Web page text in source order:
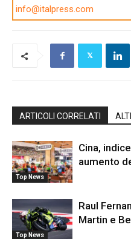
info@italpress.com
ARTICOLI CORRELATI
Top News
Cina,
aumento
Top News
Raul
Martin e